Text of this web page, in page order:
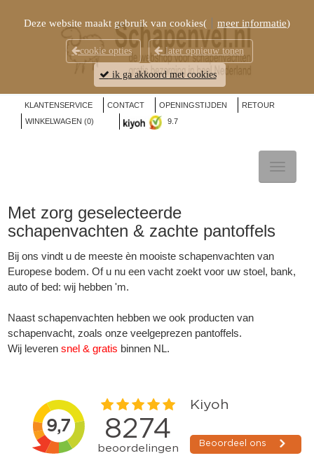
KLANTENSERVICE CONTACT OPENINGSTIJDEN
RETOUR
WINKELWAGEN (0) 9.7
Met zorg geselecteerde
schapenvachten & zachte pantoffels
Bij ons vindt u de meeste èn mooiste schapenvachten van
Europese bodem. Of u nu een vacht zoekt voor uw stoel, bank,
auto of bed: wij hebben 'm.
Naast schapenvachten hebben we ook producten van
schapenvacht, zoals onze veelgeprezen pantoffels.
Wij leveren snel & gratis binnen NL.
Deze website maakt gebruik van cookies( meer informatie)
cookie opties later opnieuw tonen
ik ga akkoord met cookies